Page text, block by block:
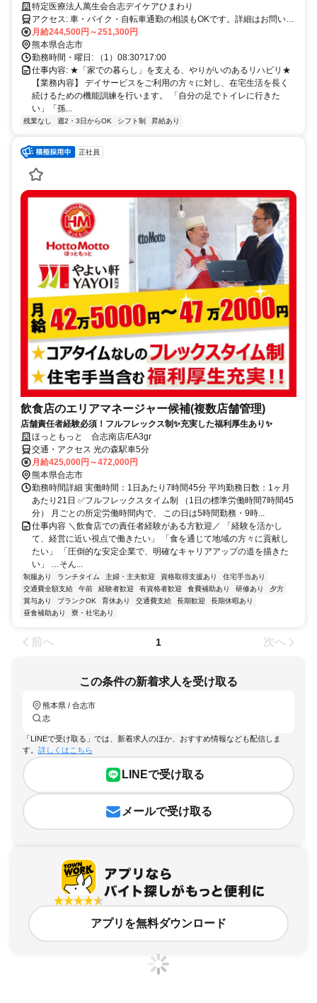
す！特定医療法人萬生会合志デイケアひまわり
アクセス: 車・バイク・自転車通勤の相談もOKです。詳細はお問い合
わせください。
月給244,500円～251,300円
熊本県合志市
勤務時間・曜日: （1）08:30?17:00
仕事内容: ★「家での暮らし」を支える、やりがいのあるリハビリ★
【業務内容】 デイサービスをご利用の方々に対し、在宅生活を長く
続けるための機能訓練を行います。 「自分の足でトイレに行きた
い」「孫...
残業なし 週2・3日からOK シフト制 昇給あり
正社員
飲食店のエリアマネージャー候補(複数店舗管理)
店舗責任者経験必須！フルフレックス制✨充実した福利厚生あり✨
ほっともっと 合志南店/EA3gr
交通・アクセス 光の森駅車5分
月給425,000円～472,000円
熊本県合志市
勤務時間詳細 実働時間：1日あたり7時間45分 平均勤務日数：1ヶ月
あたり21日 ✅フルフレックスタイム制 （1日の標準労働時間7時間45
分） 月ごとの所定労働時間内で、 この日は5時間勤務・9時...
仕事内容 ＼飲食店での責任者経験がある方歓迎／ 「経験を活かし
て、経営に近い視点で働きたい」 「食を通じて地域の方々に貢献し
たい」 「圧倒的な安定企業で、明確なキャリアアップの道を描きた
い」 …そん...
制服あり ランチタイム 主婦・主夫歓迎 資格取得支援あり
住宅手当あり
交通費全額支給
午前 経験者歓迎 有資格者歓迎 食費補助あり 研修あり
夕方
賞与あり
ブランクOK 育休あり 交通費支給 長期歓迎
長期休暇あり
昼食補助あり
寮・社宅あり
前へ 1 次へ
この条件の新着求人を受け取る
熊本県 / 合志市
志
「LINEで受け取る」では、新着求人のほか、おすすめ情報なども配信しま
す。 詳しくはこちら
LINEで受け取る
メールで受け取る
アプリを無料ダウンロード